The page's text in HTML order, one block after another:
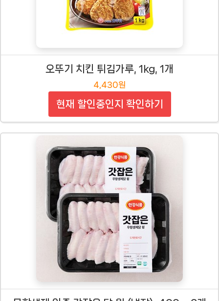
오뚜기 치킨 튀김가루, 1kg, 1개
4,430원
현재 할인중인지 확인하기